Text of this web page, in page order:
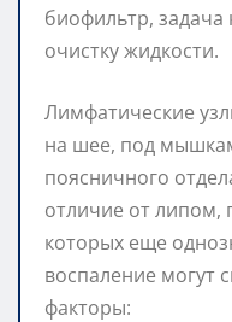
биофильтр, задача
очистку жидкости.
Лимфатические
на шее, под
поясничного
отличие от липом,
которых еще
воспаление могут
факторы: